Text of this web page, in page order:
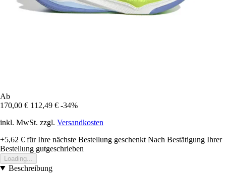
Ab
170,00 € 112,49 € -34%
inkl. MwSt. zzgl. Versandkosten
+5,62 € für Ihre nächste Bestellung geschenkt Nach Bestätigung Ihrer
Bestellung gutgeschrieben
Loading...
Beschreibung